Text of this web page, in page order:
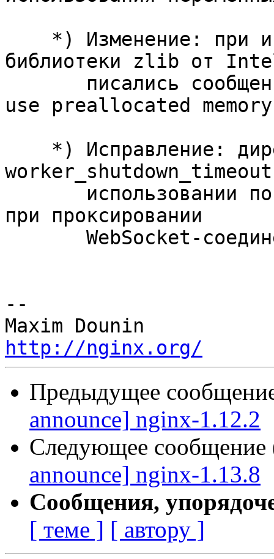
библиотеки zlib от
use preallocated
при проксировании
--
http://nginx.org/
Предыдущее
announce] nginx-1.12.2
Следующее сообщение
announce] nginx-1.13.8
Сообщения,
[ теме ] [ автору ]